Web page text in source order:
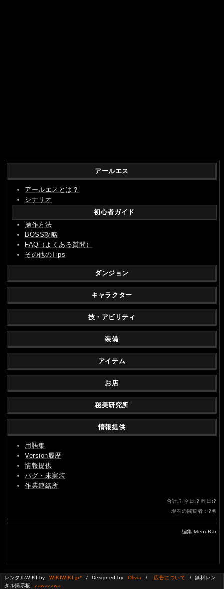
アールエス
アールエスとは？
シナリオ
初心者ガイド
操作方法
BOSS攻略
FAQ（よくある質問）
その他のTips
ダンジョン
キャラクター
技・アビリティ
装備
アイテム
お店
秘美研究所
情報提供
用語集
Version履歴
情報提供
バグ・未実装
作業連絡所
合計:? 今日:? 昨日:?
現在の閲覧者： ?名
編集:MenuBar
レンタルWIKI by WIKIWIKI.jp* / Designed by Olivia / 広告について
/ 無料レン
タル掲示板
zawazawa